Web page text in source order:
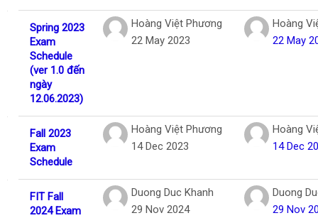
Spring 2023
Exam
Schedule
(ver 1.0 đến
ngày
12.06.2023)
Hoàng Việt Phương
22 May 2023
Hoàng
22 May
Fall 2023
Exam
Schedule
Hoàng Việt Phương
14 Dec 2023
Hoàng
14 Dec
FIT Fall
2024 Exam
Duong Duc Khanh
29 Nov 2024
Duong
29 Nov